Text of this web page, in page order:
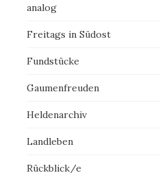
analog
Freitags in Südost
Fundstücke
Gaumenfreuden
Heldenarchiv
Landleben
Rückblick/e